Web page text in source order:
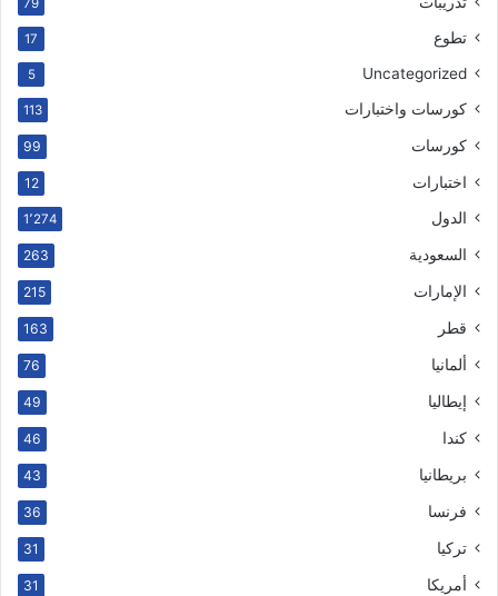
79
تطوع 17
Uncategorized
5
كورسات واختبارات 113
كورسات 99
اختبارات 12
الدول 1٬274
السعودية 263
الإمارات 215
قطر 163
ألمانيا 76
إيطاليا 49
كندا 46
بريطانيا 43
فرنسا 36
تركيا 31
أمريكا 31